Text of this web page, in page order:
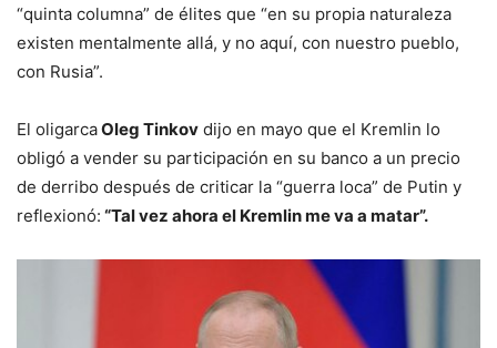
“quinta columna” de élites que “en su propia naturaleza
existen mentalmente allá, y no aquí, con nuestro pueblo,
con Rusia”.
El oligarcaOleg Tinkov dijo en mayo que el Kremlin lo
obligó a vender su participación en su banco a un precio
de derribo después de criticar la “guerra loca” de Putin y
reflexionó: “Tal vez ahora el Kremlin me va a matar”.